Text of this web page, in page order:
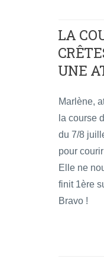
LA
UNE
Marlène,
la course
du 7/8
pour
Elle ne
finit 1ère
Bravo !